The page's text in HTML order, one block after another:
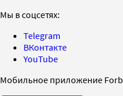
Мы в соцсетях:
Telegram
ВКонтакте
YouTube
Мобильное приложение